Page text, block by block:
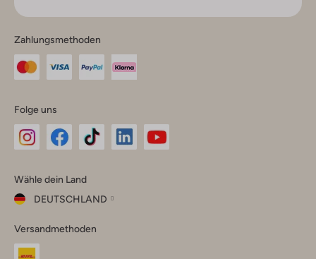
Zahlungsmethoden
Folge uns
Instagram
Facebook
TikTok
Wähle dein Land
DEUTSCHLAND
dein
Land
Versandmethoden